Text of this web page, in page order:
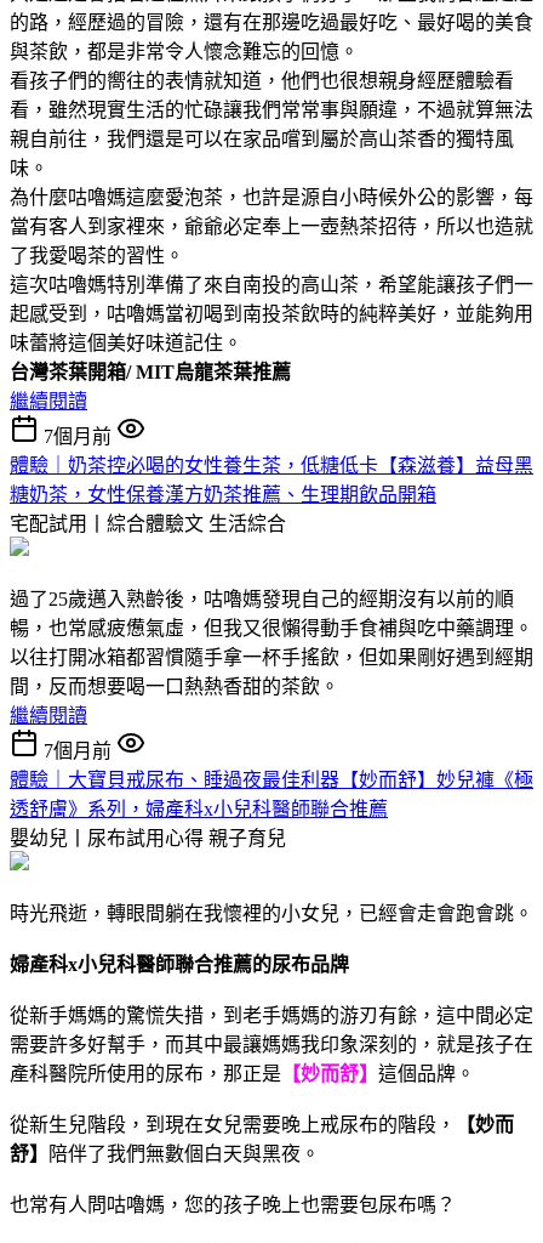
的路，經歷過的冒險，還有在那邊吃過最好吃、最好喝的美食
與茶飲，都是非常令人懷念難忘的回憶。
看孩子們的嚮往的表情就知道，他們也很想親身經歷體驗看
看，雖然現實生活的忙碌讓我們常常事與願違，不過就算無法
親自前往，我們還是可以在家品嚐到屬於高山茶香的獨特風
味。
為什麼咕嚕媽這麼愛泡茶，也許是源自小時候外公的影響，每
當有客人到家裡來，爺爺必定奉上一壺熱茶招待，所以也造就
了我愛喝茶的習性。
這次咕嚕媽特別準備了來自南投的高山茶，希望能讓孩子們一
起感受到，咕嚕媽當初喝到南投茶飲時的純粹美好，並能夠用
味蕾將這個美好味道記住。
台灣茶葉開箱/ MIT烏龍茶葉推薦
繼續閱讀
7個月前
體驗｜奶茶控必喝的女性養生茶，低糖低卡【森滋養】益母黑
糖奶茶，女性保養漢方奶茶推薦、生理期飲品開箱
宅配試用丨綜合體驗文 生活綜合
過了25歲邁入熟齡後，咕嚕媽發現自己的經期沒有以前的順
暢，也常感疲憊氣虛，但我又很懶得動手食補與吃中藥調理。
以往打開冰箱都習慣隨手拿一杯手搖飲，但如果剛好遇到經期
間，反而想要喝一口熱熱香甜的茶飲。
繼續閱讀
7個月前
體驗｜大寶貝戒尿布、睡過夜最佳利器【妙而舒】妙兒褲《極
透舒膚》系列，婦產科x小兒科醫師聯合推薦
嬰幼兒丨尿布試用心得 親子育兒
時光飛逝，轉眼間躺在我懷裡的小女兒，已經會走會跑會跳。
婦產科x小兒科醫師聯合推薦的尿布品牌
從新手媽媽的驚慌失措，到老手媽媽的游刃有餘，這中間必定
需要許多好幫手，而其中最讓媽媽我印象深刻的，就是孩子在
產科醫院所使用的尿布，那正是 【妙而舒】 這個品牌。
從新生兒階段，到現在女兒需要晚上戒尿布的階段，
【妙而
舒】
陪伴了我們無數個白天與黑夜。
也常有人問咕嚕媽，您的孩子晚上也需要包尿布嗎？